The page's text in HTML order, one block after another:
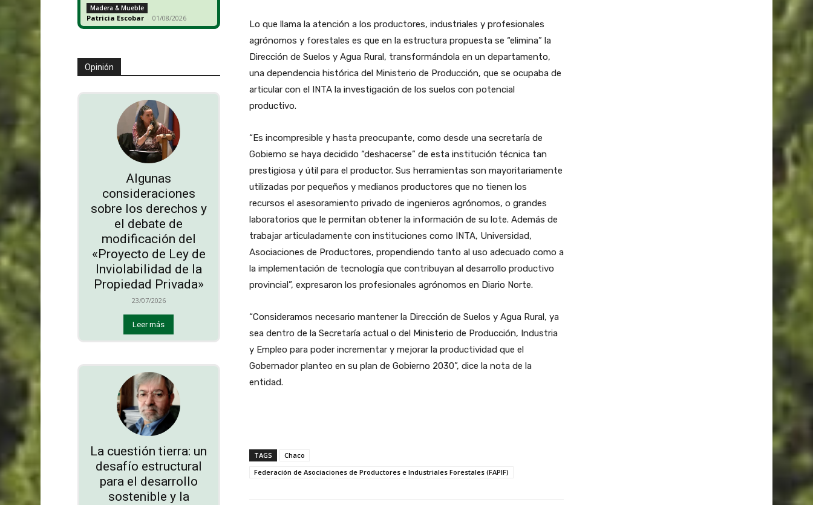
Madera & Mueble
Patricia Escobar - 01/08/2026
Opinión
Algunas
consideraciones
sobre los derechos y
el debate de
modificación del
«Proyecto de Ley de
Inviolabilidad de la
Propiedad Privada»
23/07/2026
Leer más
La cuestión tierra: un
desafío estructural
para el desarrollo
sostenible y la
Lo que llama la atención a los productores, industriales y profesionales
agrónomos y forestales es que en la estructura propuesta se “elimina” la
Dirección de Suelos y Agua Rural, transformándola en un departamento,
una dependencia histórica del Ministerio de Producción, que se ocupaba de
articular con el INTA la investigación de los suelos con potencial
productivo.
“Es incompresible y hasta preocupante, como desde una secretaría de
Gobierno se haya decidido “deshacerse” de esta institución técnica tan
prestigiosa y útil para el productor. Sus herramientas son mayoritariamente
utilizadas por pequeños y medianos productores que no tienen los
recursos el asesoramiento privado de ingenieros agrónomos, o grandes
laboratorios que le permitan obtener la información de su lote. Además de
trabajar articuladamente con instituciones como INTA, Universidad,
Asociaciones de Productores, propendiendo tanto al uso adecuado como a
la implementación de tecnología que contribuyan al desarrollo productivo
provincial”, expresaron los profesionales agrónomos en Diario Norte.
“Consideramos necesario mantener la Dirección de Suelos y Agua Rural, ya
sea dentro de la Secretaría actual o del Ministerio de Producción, Industria
y Empleo para poder incrementar y mejorar la productividad que el
Gobernador planteo en su plan de Gobierno 2030”, dice la nota de la
entidad.
TAGS
Chaco
Federación de Asociaciones de Productores e Industriales Forestales (FAPIF)